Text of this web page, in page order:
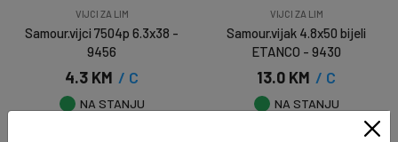
VIJCI ZA LIM
Samour.vijci 7504p 6.3x38 -
9456
4.3 KM / C
NA STANJU
VIJCI ZA LIM
Samour.vijak 4.8x50 bijeli
ETANCO - 9430
13.0 KM / C
NA STANJU